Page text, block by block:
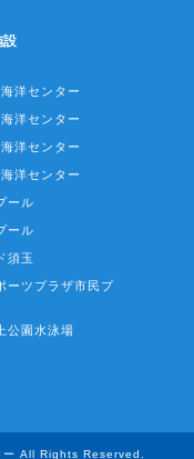
設
洋センター
洋センター
洋センター
洋センター
ール
ール
須玉
ーツプラザ市民プ
公園水泳場
All Rights Reserved.